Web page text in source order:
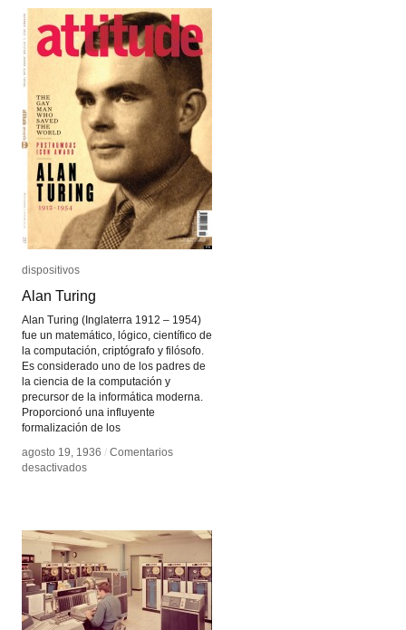
Maquina
analítica
Maquina
analítica
dispositivos
Alan Turing
Alan Turing (Inglaterra 1912 – 1954)
fue un matemático, lógico, científico de
la computación, criptógrafo y filósofo.
Es considerado uno de los padres de
la ciencia de la computación y
precursor de la informática moderna.
Proporcionó una influyente
formalización de los
agosto 19, 1936 / Comentarios
desactivadosen
dispositivos
Alan Turing
agosto 19, 1936 / Comentarios
desactivadosen